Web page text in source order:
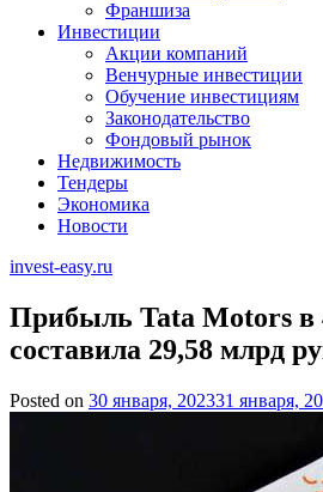
Франшиза
Инвестиции
Акции компаний
Венчурные инвестиции
Обучение инвестициям
Законодательство
Фондовый рынок
Недвижимость
Тендеры
Экономика
Новости
invest-easy.ru
Прибыль Tata Motors в
составила 29,58 млрд
Posted on 30 января, 202331 января,